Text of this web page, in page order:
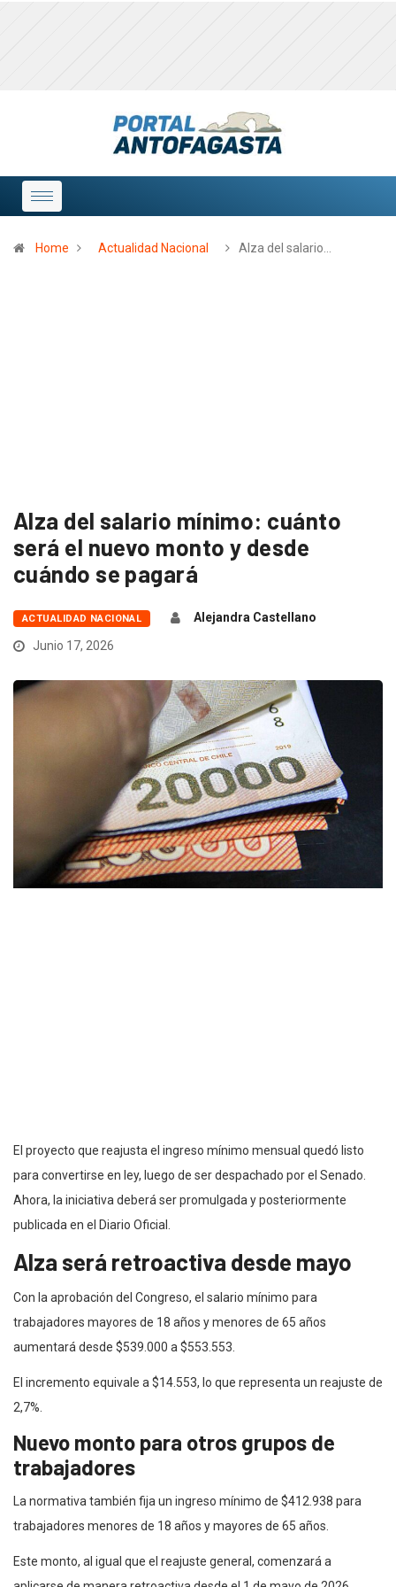
Home Actualidad Nacional Alza del salario…
Alza del salario mínimo: cuánto
será el nuevo monto y desde
cuándo se pagará
ACTUALIDAD NACIONAL
Alejandra Castellano
Junio 17, 2026
El proyecto que reajusta el ingreso mínimo mensual quedó listo
para convertirse en ley, luego de ser despachado por el Senado.
Ahora, la iniciativa deberá ser promulgada y posteriormente
publicada en el Diario Oficial.
Alza será retroactiva desde mayo
Con la aprobación del Congreso, el salario mínimo para
trabajadores mayores de 18 años y menores de 65 años
aumentará desde $539.000 a $553.553.
El incremento equivale a $14.553, lo que representa un reajuste de
2,7%.
Nuevo monto para otros grupos de
trabajadores
La normativa también fija un ingreso mínimo de $412.938 para
trabajadores menores de 18 años y mayores de 65 años.
Este monto, al igual que el reajuste general, comenzará a